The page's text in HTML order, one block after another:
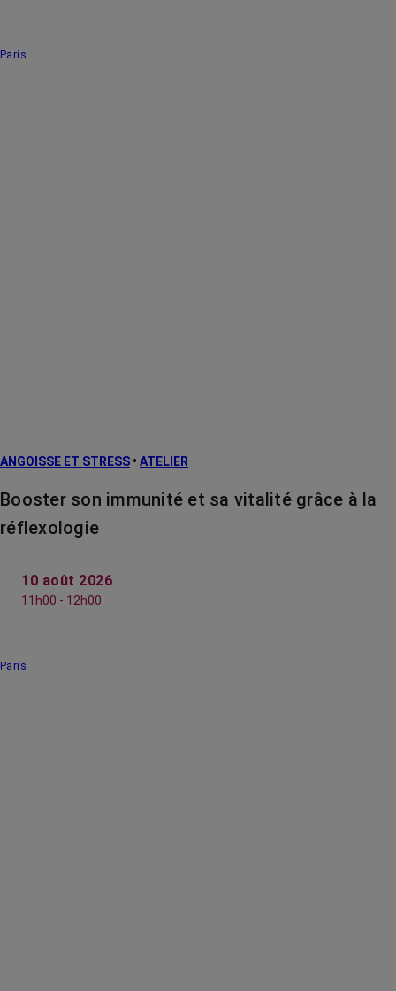
Paris
ANGOISSE ET STRESS • ATELIER
Booster son immunité et sa vitalité grâce à la
réflexologie
10 août 2026
11h00 - 12h00
Paris